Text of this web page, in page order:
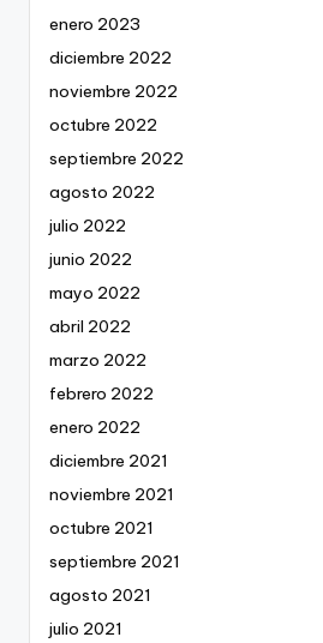
enero 2023
diciembre 2022
noviembre 2022
octubre 2022
septiembre 2022
agosto 2022
julio 2022
junio 2022
mayo 2022
abril 2022
marzo 2022
febrero 2022
enero 2022
diciembre 2021
noviembre 2021
octubre 2021
septiembre 2021
agosto 2021
julio 2021